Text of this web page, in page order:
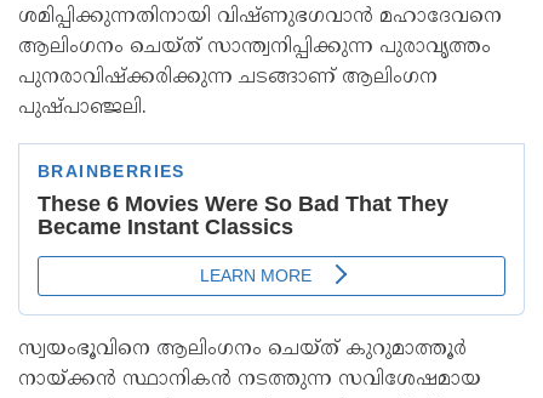
ശമിപ്പിക്കുന്നതിനായി വിഷ്‌ണുഭഗവാൻ മഹാദേവനെ
ആലിംഗനം ചെയ‌്ത് സാന്ത്വനിപ്പിക്കുന്ന പുരാവൃത്തം
പുനരാവിഷ്ക്കരിക്കുന്ന ചടങ്ങാണ് ആലിംഗന
പുഷ്പാഞ്ജലി.
സ്വയംഭൂവിനെ ആലിംഗനം ചെയ്ത് കുറുമാത്തൂർ
നായ്ക്കൻ സ്ഥാനികൻ നടത്തുന്ന സവിശേഷമായ